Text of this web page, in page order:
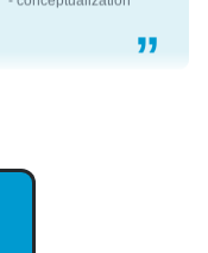
。/続編来た
entry/2023/03/27